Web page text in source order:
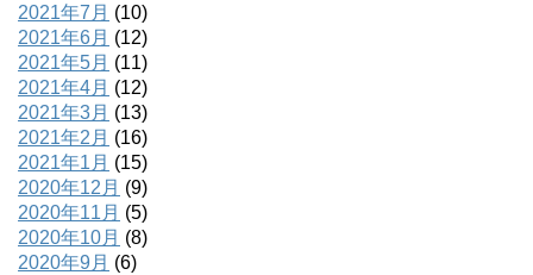
2021年7月 (10)
2021年6月 (12)
2021年5月 (11)
2021年4月 (12)
2021年3月 (13)
2021年2月 (16)
2021年1月 (15)
2020年12月 (9)
2020年11月 (5)
2020年10月 (8)
2020年9月 (6)